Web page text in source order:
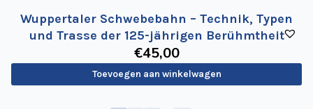
Wuppertaler Schwebebahn – Technik, Typen
und Trasse der 125-jährigen Berühmtheit
€45,00
Toevoegen aan winkelwagen